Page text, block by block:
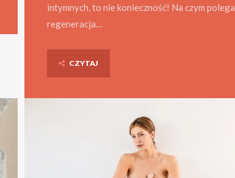
intymnych, to nie konieczność! Na czym polega
regeneracja…
CZYTAJ